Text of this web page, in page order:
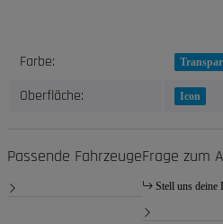
Produkteigenschaft
Wert
Farbe:
Oberfläche: Icon
Passende FahrzeugeFrage zum
Stell uns deine